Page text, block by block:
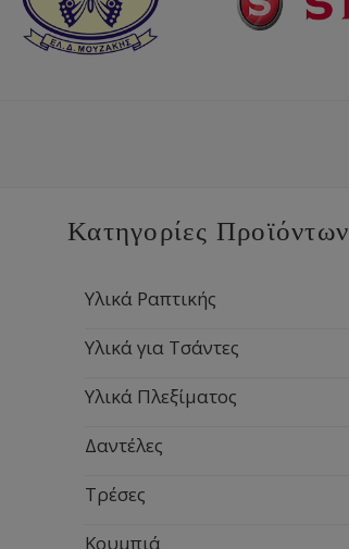
Κατηγορίες Προϊόντων
Υλικά Ραπτικής
Υλικά για Τσάντες
Υλικά Πλεξίματος
Δαντέλες
Τρέσες
Κουμπιά